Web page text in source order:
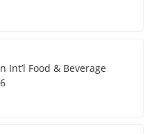
Int’l Food & Beverage